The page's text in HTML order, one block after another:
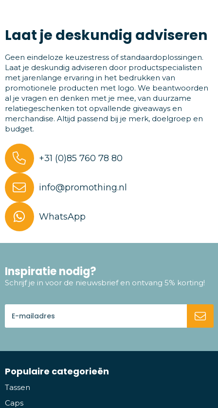
Laat je deskundig adviseren
Geen eindeloze keuzestress of standaardoplossingen.
Laat je deskundig adviseren door productspecialisten
met jarenlange ervaring in het bedrukken van
promotionele producten met logo. We beantwoorden
al je vragen en denken met je mee, van duurzame
relatiegeschenken tot opvallende giveaways en
merchandise. Altijd passend bij je merk, doelgroep en
budget.
+31 (0)85 760 78 80
info@promothing.nl
WhatsApp
Inspiratie nodig?
Schrijf je in voor de nieuwsbrief en ontvang 5% korting!
Populaire categorieën
Tassen
Caps